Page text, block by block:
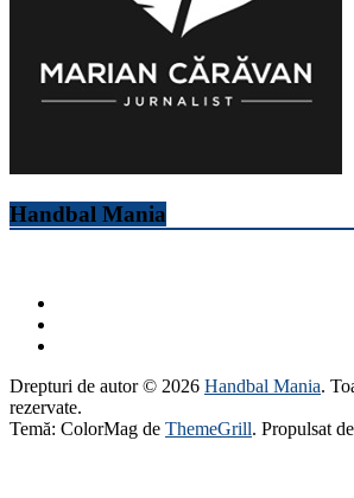
Handbal Mania
Drepturi de autor © 2026 Handbal Mania.
rezervate.
Temă: ColorMag de ThemeGrill. Propulsat de